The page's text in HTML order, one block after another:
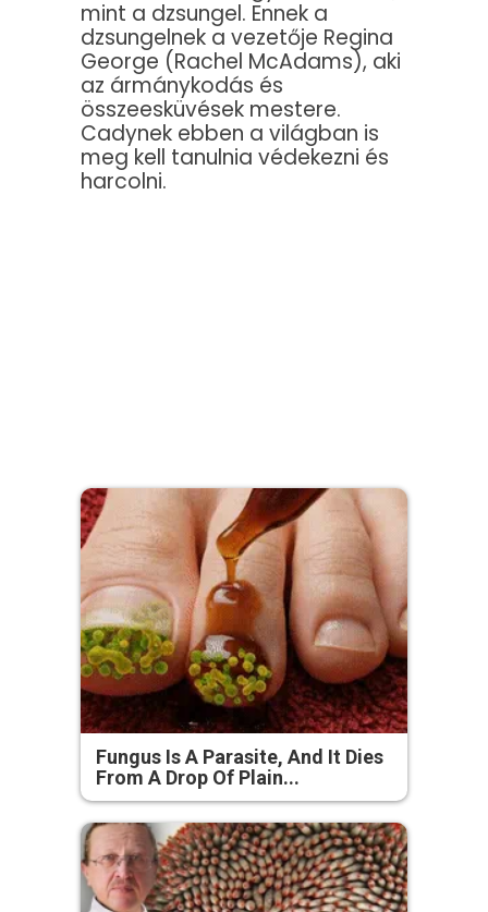
mint a dzsungel. Ennek a
dzsungelnek a vezetője Regina
George (Rachel McAdams), aki
az ármánykodás és
összeesküvések mestere.
Cadynek ebben a világban is
meg kell tanulnia védekezni és
harcolni.
Fungus Is A Parasite, And It Dies
From A Drop Of Plain...